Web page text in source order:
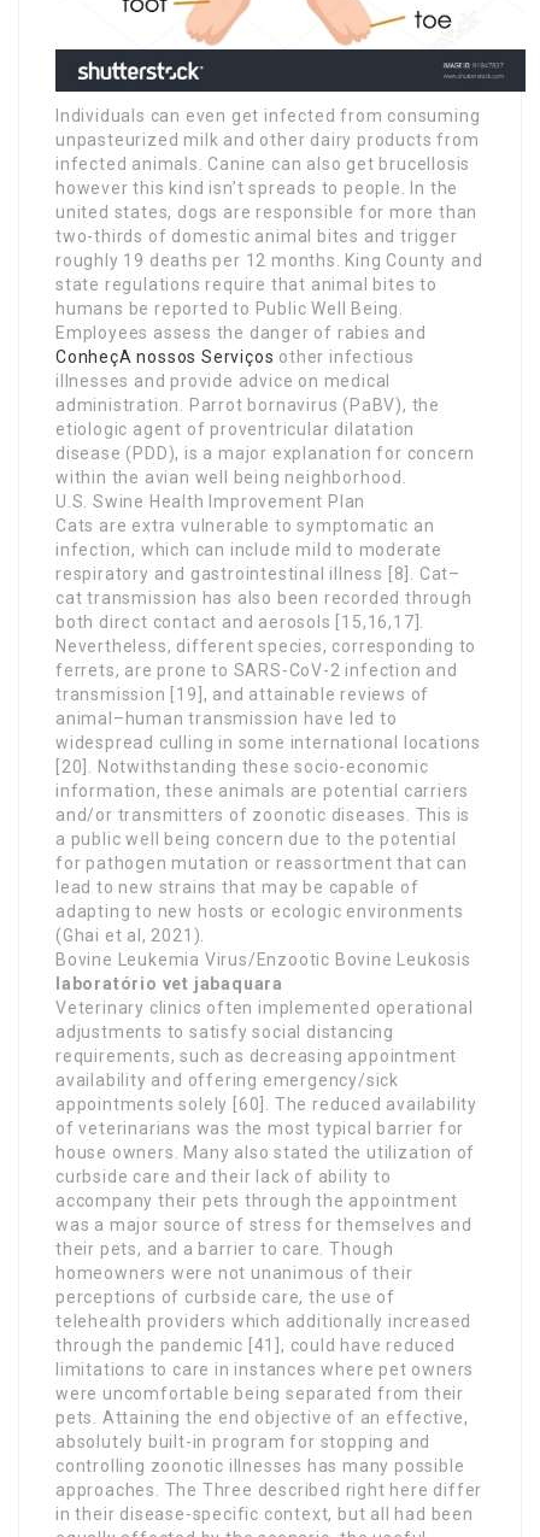
Individuals can even get infected from consuming
unpasteurized milk and other dairy products from
infected animals. Canine can also get brucellosis
however this kind isn’t spreads to people. In the
united states, dogs are responsible for more than
two-thirds of domestic animal bites and trigger
roughly 19 deaths per 12 months. King County and
state regulations require that animal bites to
humans be reported to Public Well Being.
Employees assess the danger of rabies and
ConheçA nossos Serviços other infectious
illnesses and provide advice on medical
administration. Parrot bornavirus (PaBV), the
etiologic agent of proventricular dilatation
disease (PDD), is a major explanation for concern
within the avian well being neighborhood.
U.S. Swine Health Improvement Plan
Cats are extra vulnerable to symptomatic an
infection, which can include mild to moderate
respiratory and gastrointestinal illness [8]. Cat–
cat transmission has also been recorded through
both direct contact and aerosols [15,16,17].
Nevertheless, different species, corresponding to
ferrets, are prone to SARS-CoV-2 infection and
transmission [19], and attainable reviews of
animal–human transmission have led to
widespread culling in some international locations
[20]. Notwithstanding these socio-economic
information, these animals are potential carriers
and/or transmitters of zoonotic diseases. This is
a public well being concern due to the potential
for pathogen mutation or reassortment that can
lead to new strains that may be capable of
adapting to new hosts or ecologic environments
(Ghai et al, 2021).
Bovine Leukemia Virus/Enzootic Bovine Leukosis
laboratório vet jabaquara
Veterinary clinics often implemented operational
adjustments to satisfy social distancing
requirements, such as decreasing appointment
availability and offering emergency/sick
appointments solely [60]. The reduced availability
of veterinarians was the most typical barrier for
house owners. Many also stated the utilization of
curbside care and their lack of ability to
accompany their pets through the appointment
was a major source of stress for themselves and
their pets, and a barrier to care. Though
homeowners were not unanimous of their
perceptions of curbside care, the use of
telehealth providers which additionally increased
through the pandemic [41], could have reduced
limitations to care in instances where pet owners
were uncomfortable being separated from their
pets. Attaining the end objective of an effective,
absolutely built-in program for stopping and
controlling zoonotic illnesses has many possible
approaches. The Three described right here differ
in their disease-specific context, but all had been